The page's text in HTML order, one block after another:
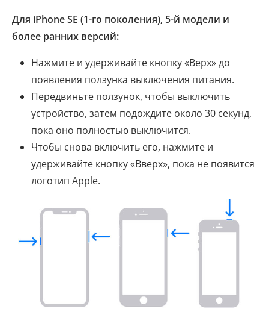
Для iPhone SE (1-го поколения), 5-й модели и
более ранних версий:
Нажмите и удерживайте кнопку «Верх» до
появления ползунка выключения питания.
Передвиньте ползунок, чтобы выключить
устройство, затем подождите около 30 секунд,
пока оно полностью выключится.
Чтобы снова включить его, нажмите и
удерживайте кнопку «Вверх», пока не появится
логотип Apple.